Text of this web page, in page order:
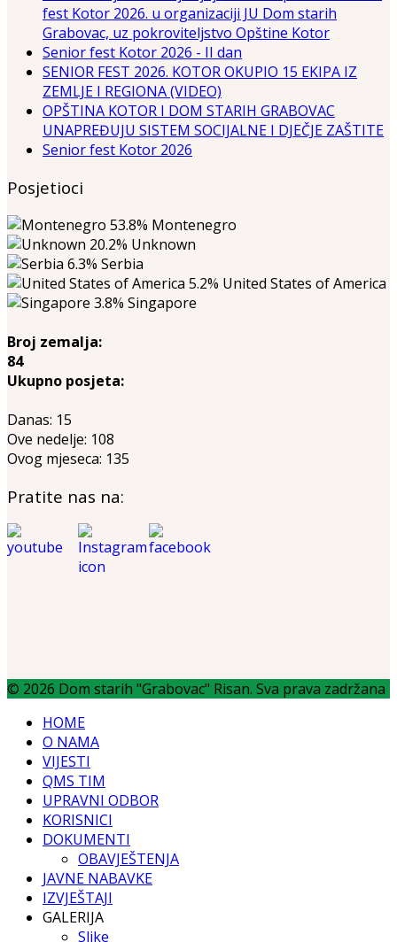
fest Kotor 2026. u organizaciji JU Dom starih
Grabovac, uz pokroviteljstvo Opštine Kotor
Senior fest Kotor 2026 - II dan
SENIOR FEST 2026. KOTOR OKUPIO 15 EKIPA IZ
ZEMLJE I REGIONA (VIDEO)
OPŠTINA KOTOR I DOM STARIH GRABOVAC
UNAPREĐUJU SISTEM SOCIJALNE I DJEČJE ZAŠTITE
Senior fest Kotor 2026
Posjetioci
53.8% Montenegro
20.2% Unknown
6.3% Serbia
5.2% United States of America
3.8% Singapore
Broj zemalja:
84
Ukupno posjeta:
Danas: 15
Ove nedelje: 108
Ovog mjeseca: 135
Pratite nas na:
© 2026 Dom starih "Grabovac" Risan. Sva prava zadržana
HOME
O NAMA
VIJESTI
QMS TIM
UPRAVNI ODBOR
KORISNICI
DOKUMENTI
OBAVJEŠTENJA
JAVNE NABAVKE
IZVJEŠTAJI
GALERIJA
Slike